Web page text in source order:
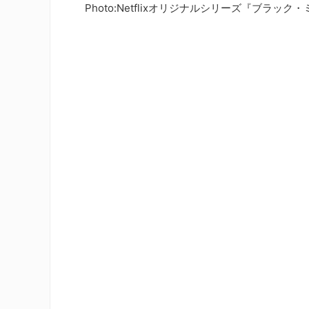
Photo:Netflixオリジナルシリーズ『ブラック・